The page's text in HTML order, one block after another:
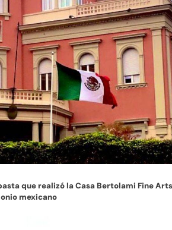
que realizó la Casa Bertolami Fine
mexicano